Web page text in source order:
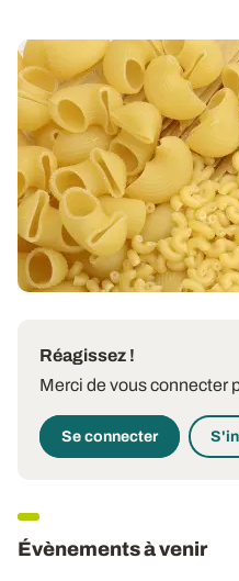
Enquête
plaquette « Qualité
2025 est disponible
Retrouvez les résultats des
prélevés à l’entrée des silos
29 SEPT. 2025
Réagissez !
Merci de vous connecter
Se connecter
Évènements à venir